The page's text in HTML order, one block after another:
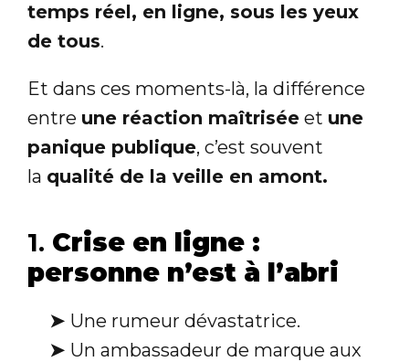
temps réel, en ligne, sous les yeux
de tous.
Et dans ces moments-là, la différence
entre une réaction maîtrisée et une
panique publique, c’est souvent
la qualité de la veille en amont.
1. Crise en ligne :
personne n’est à l’abri
➤ Une rumeur dévastatrice.
➤ Un ambassadeur de marque aux